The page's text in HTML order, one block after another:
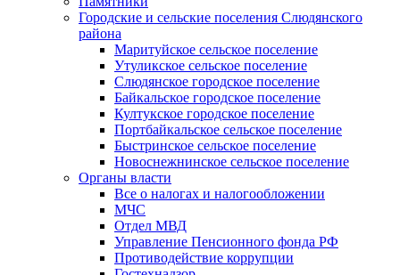
Городские и сельские поселения Слюдянского
района
Маритуйское сельское поселение
Утуликское сельское поселение
Слюдянское городское поселение
Байкальское городское поселение
Култукское городское поселение
Портбайкальское сельское поселение
Быстринское сельское поселение
Новоснежнинское сельское поселение
Органы власти
Все о налогах и налогообложении
МЧС
Отдел МВД
Управление Пенсионного фонда РФ
Противодействие коррупции